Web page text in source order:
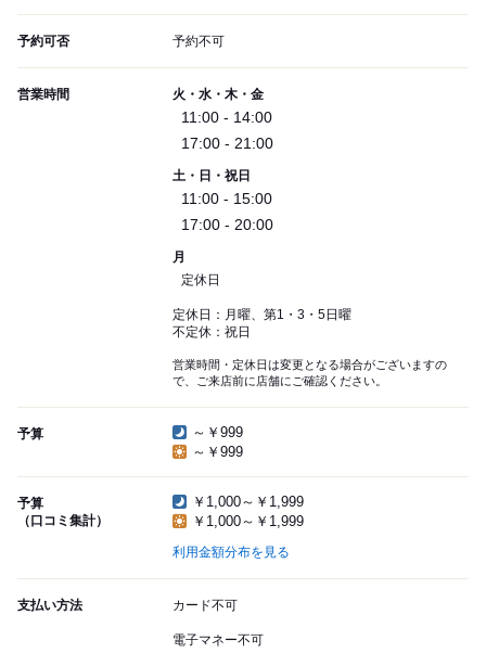
予約可否 予約不可
営業時間 火・水・木・金
11:00 - 14:00
17:00 - 21:00
土・日・祝日
11:00 - 15:00
17:00 - 20:00
月
定休日
定休日：月曜、第1・3・5日曜
不定休：祝日
営業時間・定休日は変更となる場合がございますの
で、ご来店前に店舗にご確認ください。
予算
～￥999
～￥999
予算
（口コミ集計）
￥1,000～￥1,999
￥1,000～￥1,999
利用金額分布を見る
支払い方法 カード不可
電子マネー不可